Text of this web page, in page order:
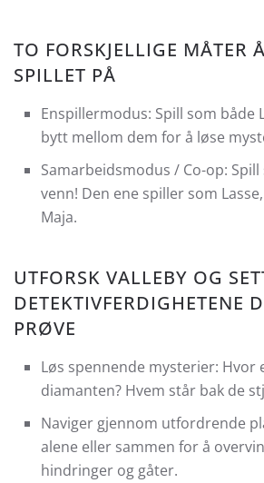
TO FORSKJELLIGE MÅTER
SPILLET PÅ
Enspillermodus: Spill som både
bytt mellom dem for å løse
Samarbeidsmodus / Co-op:
venn! Den ene spiller som
Maja.
UTFORSK VALLEBY OG
DETEKTIVFERDIGHETENE
PRØVE
Løs spennende mysterier: Hvor
diamanten? Hvem står bak de
Naviger gjennom utfordrende
alene eller sammen for å
hindringer og gåter.